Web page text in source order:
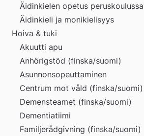
Äidinkielen opetus peruskoulussa
Äidinkieli ja monikielisyys
Hoiva & tuki
Akuutti apu
Anhörigstöd (finska/suomi)
Asunnonsopeuttaminen
Centrum mot våld (finska/suomi)
Demensteamet (finska/suomi)
Dementiatiimi
Familjerådgivning (finska/suomi)